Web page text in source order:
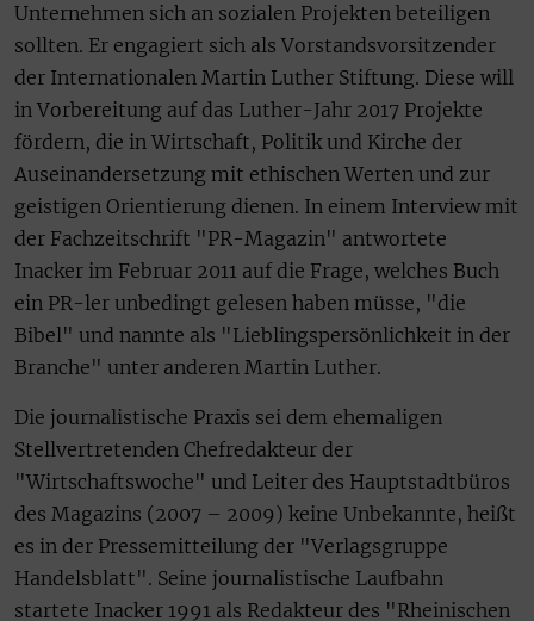
Unternehmen sich an sozialen Projekten beteiligen
sollten. Er engagiert sich als Vorstandsvorsitzender
der Internationalen Martin Luther Stiftung. Diese will
in Vorbereitung auf das Luther-Jahr 2017 Projekte
fördern, die in Wirtschaft, Politik und Kirche der
Auseinandersetzung mit ethischen Werten und zur
geistigen Orientierung dienen. In einem Interview mit
der Fachzeitschrift "PR-Magazin" antwortete
Inacker im Februar 2011 auf die Frage, welches Buch
ein PR-ler unbedingt gelesen haben müsse, "die
Bibel" und nannte als "Lieblingspersönlichkeit in der
Branche" unter anderen Martin Luther.
Die journalistische Praxis sei dem ehemaligen
Stellvertretenden Chefredakteur der
"Wirtschaftswoche" und Leiter des Hauptstadtbüros
des Magazins (2007 – 2009) keine Unbekannte, heißt
es in der Pressemitteilung der "Verlagsgruppe
Handelsblatt". Seine journalistische Laufbahn
startete Inacker 1991 als Redakteur des "Rheinischen